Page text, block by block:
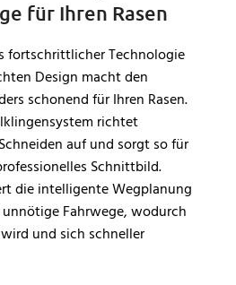
für Ihren Rasen
fortschrittlicher Technologie
Design macht den
schonend für Ihren Rasen.
richtet
auf und sorgt so für
Schnittbild.
die intelligente Wegplanung
Fahrwege, wodurch
und sich schneller